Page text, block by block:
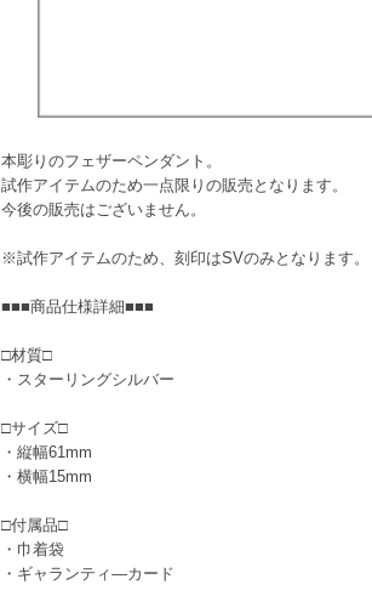
本彫りのフェザーペンダント。
試作アイテムのため一点限りの販売となります。
今後の販売はございません。
※試作アイテムのため、刻印はSVのみとなります。
■■■商品仕様詳細■■■
□材質□
・スターリングシルバー
□サイズ□
・縦幅61mm
・横幅15mm
□付属品□
・巾着袋
・ギャランティ―カード